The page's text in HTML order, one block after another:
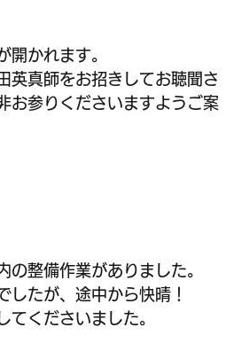
かれます。
英真師をお招きしてお聴聞さ
お参りくださいますようご案
整備作業がありました。
したが、途中から快晴！
てくださいました。